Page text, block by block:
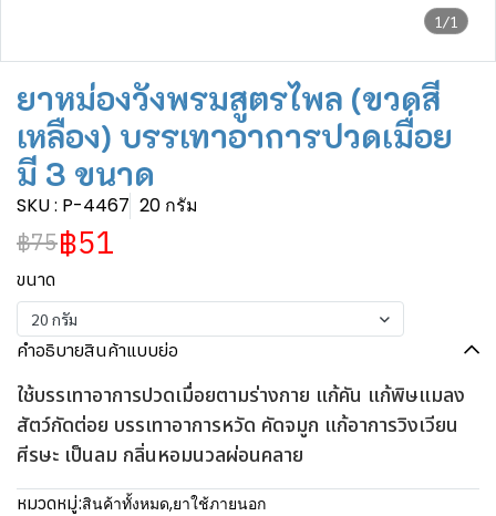
1/1
ยาหม่องวังพรมสูตรไพล (ขวดสี
เหลือง) บรรเทาอาการปวดเมื่อย
มี 3 ขนาด
SKU : P-4467 20 กรัม
฿75฿51
ขนาด
20 กรัม
คำอธิบายสินค้าแบบย่อ
ใช้บรรเทาอาการปวดเมื่อยตามร่างกาย แก้คัน แก้พิษแมลง
สัตว์กัดต่อย บรรเทาอาการหวัด คัดจมูก แก้อาการวิงเวียน
ศีรษะ เป็นลม กลิ่นหอมนวลผ่อนคลาย
หมวดหมู่:สินค้าทั้งหมด,ยาใช้ภายนอก